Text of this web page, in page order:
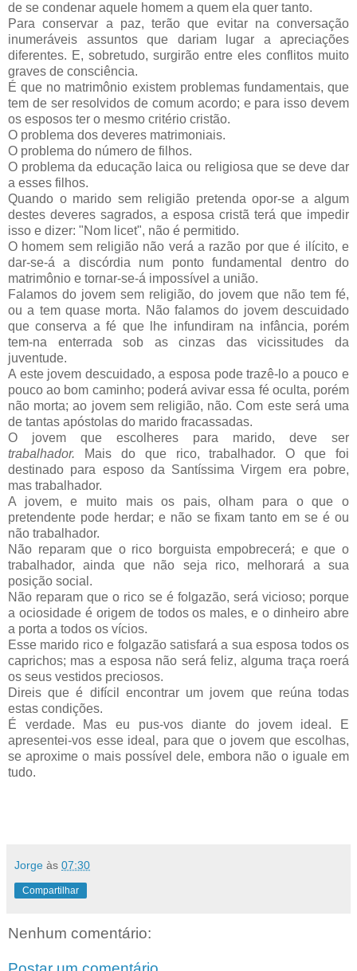
de se condenar aquele homem a quem ela quer tanto.
Para conservar a paz, terão que evitar na conversação
inumeráveis assuntos que dariam lugar a apreciações
diferentes. E, sobretudo, surgirão entre eles conflitos muito
graves de consciência.
É que no matrimônio existem problemas fundamentais, que
tem de ser resolvidos de comum acordo; e para isso devem
os esposos ter o mesmo critério cristão.
O problema dos deveres matrimoniais.
O problema do número de filhos.
O problema da educação laica ou religiosa que se deve dar
a esses filhos.
Quando o marido sem religião pretenda opor-se a algum
destes deveres sagrados, a esposa cristã terá que impedir
isso e dizer: "Nom licet", não é permitido.
O homem sem religião não verá a razão por que é ilícito, e
dar-se-á a discórdia num ponto fundamental dentro do
matrimônio e tornar-se-á impossível a união.
Falamos do jovem sem religião, do jovem que não tem fé,
ou a tem quase morta. Não falamos do jovem descuidado
que conserva a fé que lhe infundiram na infância, porém
tem-na enterrada sob as cinzas das vicissitudes da
juventude.
A este jovem descuidado, a esposa pode trazê-lo a pouco e
pouco ao bom caminho; poderá avivar essa fé oculta, porém
não morta; ao jovem sem religião, não. Com este será uma
de tantas apóstolas do marido fracassadas.
O jovem que escolheres para marido, deve ser
trabalhador. Mais do que rico, trabalhador. O que foi
destinado para esposo da Santíssima Virgem era pobre,
mas trabalhador.
A jovem, e muito mais os pais, olham para o que o
pretendente pode herdar; e não se fixam tanto em se é ou
não trabalhador.
Não reparam que o rico borguista empobrecerá; e que o
trabalhador, ainda que não seja rico, melhorará a sua
posição social.
Não reparam que o rico se é folgazão, será vicioso; porque
a ociosidade é origem de todos os males, e o dinheiro abre
a porta a todos os vícios.
Esse marido rico e folgazão satisfará a sua esposa todos os
caprichos; mas a esposa não será feliz, alguma traça roerá
os seus vestidos preciosos.
Direis que é difícil encontrar um jovem que reúna todas
estas condições.
É verdade. Mas eu pus-vos diante do jovem ideal. E
apresentei-vos esse ideal, para que o jovem que escolhas,
se aproxime o mais possível dele, embora não o iguale em
tudo.
Jorge às 07:30
Compartilhar
Nenhum comentário: